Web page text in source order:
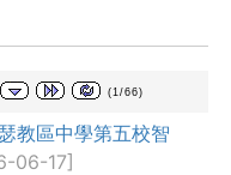
(1/66)
教區中學第五校智
06-17]